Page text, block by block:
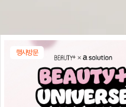
행사방문